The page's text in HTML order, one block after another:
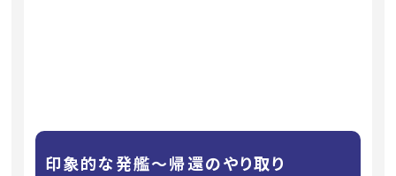
印象的な発艦〜帰還のやり取り